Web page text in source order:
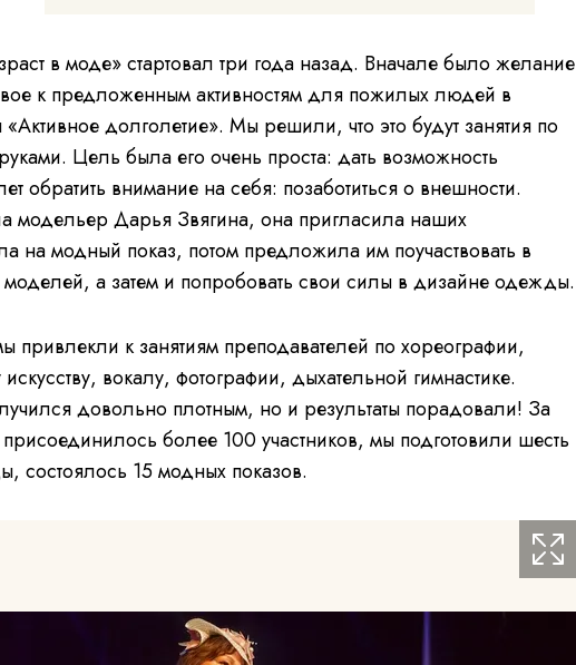
в моде» стартовал три года назад. Вначале было желание
к предложенным активностям для пожилых людей в
долголетие». Мы решили, что это будут занятия по
Цель была его очень проста: дать возможность
обратить внимание на себя: позаботиться о внешности.
Дарья Звягина, она пригласила наших
на модный показ, потом предложила им поучаствовать в
моделей, а затем и попробовать свои силы в дизайне одежды.
привлекли к занятиям преподавателей по хореографии,
вокалу, фотографии, дыхательной гимнастике.
довольно плотным, но и результаты порадовали! За
присоединилось более 100 участников, мы подготовили шесть
состоялось 15 модных показов.